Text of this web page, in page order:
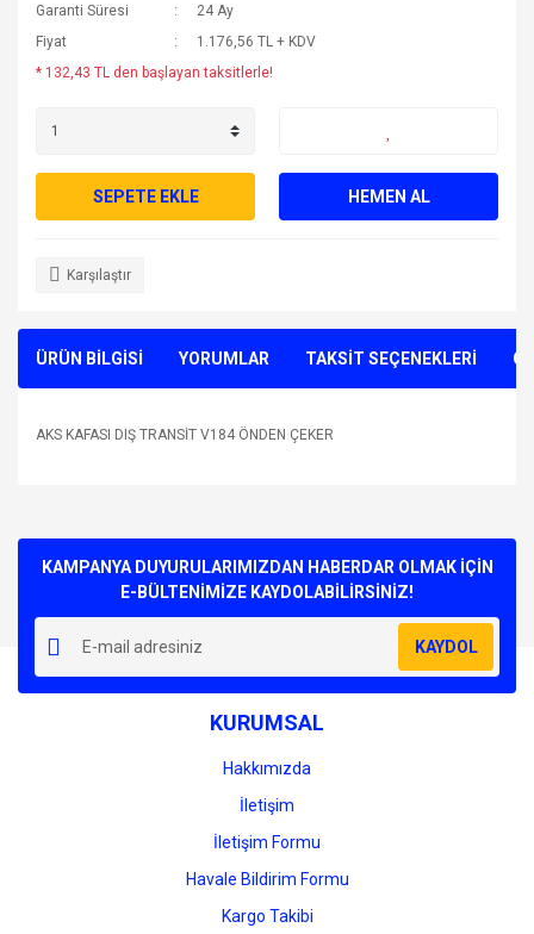
Garanti Süresi
24 Ay
Fiyat
1.176,56 TL + KDV
* 132,43 TL den başlayan taksitlerle!
SEPETE EKLE HEMEN AL
Karşılaştır
ÜRÜN BİLGİSİ YORUMLAR TAKSİT SEÇENEKLERİ
AKS KAFASI DIŞ TRANSİT V184 ÖNDEN ÇEKER
Yorum Yaz
kullanarak tarafımıza iletebilirsiniz.
Görüş ve önerileriniz için teşekkür ederiz.
Ürün resmi kalitesiz, bozuk veya görüntülenemiyor.
Ürün açıklamasında eksik bilgiler bulunuyor.
Ürün bilgilerinde hatalar bulunuyor.
Ürün fiyatı diğer sitelerden daha pahalı.
Gönder
KAMPANYA DUYURULARIMIZDAN HABERDAR OLMAK İÇİN
E-BÜLTENİMİZE KAYDOLABİLİRSİNİZ!
KAYDOL
KURUMSAL
Hakkımızda
İletişim
İletişim Formu
Havale Bildirim Formu
Kargo Takibi